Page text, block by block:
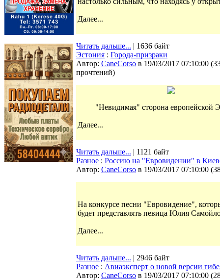
Далее...
Читать дальше... | 1636 байт
Эстония : Города-призраки
Автор: CaneCorso в 19/03/2017 07:10:00 (
прочтений)
"Невидимая" сторона европейской
Далее...
Читать дальше... | 1121 байт
Разное : Россию на "Евровидении" в
Автор: CaneCorso в 19/03/2017 07:10:00 (
На конкурсе песни "Евровидение",
будет представлять певица Юлия
Далее...
Читать дальше... | 2946 байт
Разное : Авиаэксперт о новой версии
Автор: CaneCorso в 19/03/2017 07:10:00 (